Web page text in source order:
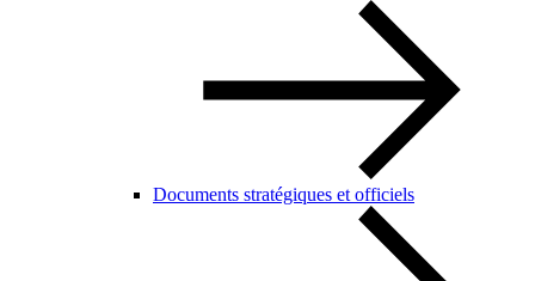
Documents stratégiques et officiels